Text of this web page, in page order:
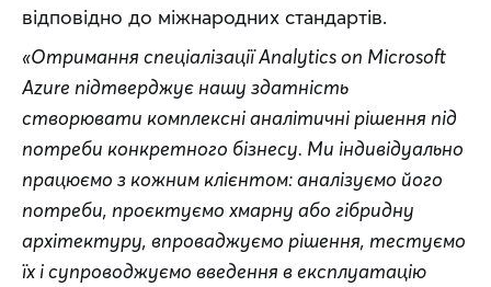
відповідно до міжнародних стандартів.
«Отримання спеціалізації Analytics on Microsoft
Azure підтверджує нашу здатність
створювати комплексні аналітичні рішення під
потреби конкретного бізнесу. Ми індивідуально
працюємо з кожним клієнтом: аналізуємо його
потреби, проєктуємо хмарну або гібридну
архітектуру, впроваджуємо рішення, тестуємо
їх і супроводжуємо введення в експлуатацію